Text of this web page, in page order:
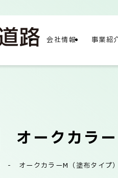
会社情報
会社
事業紹
オークカラ
- オークカラーM（塗布タイプ